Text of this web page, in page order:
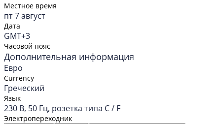
Местное время
пт 7 август
Дата
GMT+3
Часовой пояс
Дополнительная информация
Евро
Currency
Греческий
Язык
230 В, 50 Гц, розетка типа C / F
Электропереходник